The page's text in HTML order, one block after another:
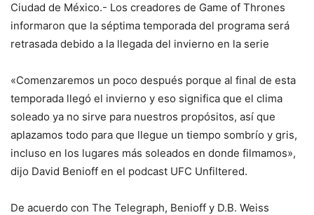
Ciudad de México.- Los creadores de Game of Thrones
informaron que la séptima temporada del programa será
retrasada debido a la llegada del invierno en la serie
«Comenzaremos un poco después porque al final de esta
temporada llegó el invierno y eso significa que el clima
soleado ya no sirve para nuestros propósitos, así que
aplazamos todo para que llegue un tiempo sombrío y gris,
incluso en los lugares más soleados en donde filmamos»,
dijo David Benioff en el podcast UFC Unfiltered.
De acuerdo con The Telegraph, Benioff y D.B. Weiss